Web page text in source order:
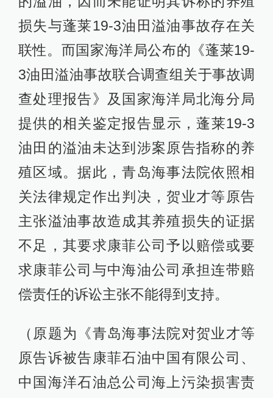
损失与蓬莱19-3油田溢油事故存在关
联性。而国家海洋局公布的《蓬莱19-
3油田溢油事故联合调查组关于事故调
查处理报告》及国家海洋局北海分局
提供的相关鉴定报告显示，蓬莱19-3
油田的溢油未达到涉案原告指称的养
殖区域。据此，青岛海事法院依照相
关法律规定作出判决，贺业才等原告
主张溢油事故造成其养殖损失的证据
不足，其要求康菲公司予以赔偿或要
求康菲公司与中海油公司承担连带赔
偿责任的诉讼主张不能得到支持。
（原题为《青岛海事法院对贺业才等
原告诉被告康菲石油中国有限公司、
中国海洋石油总公司海上污染损害责